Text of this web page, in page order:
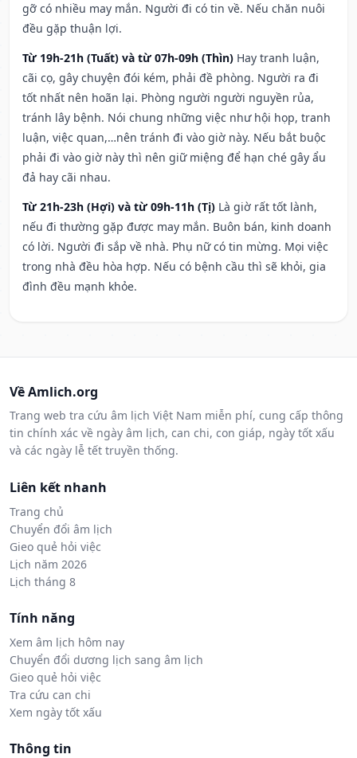
gỡ có nhiều may mắn. Người đi có tin về. Nếu chăn nuôi
đều gặp thuận lợi.
Từ 19h-21h (Tuất) và từ 07h-09h (Thìn) Hay tranh luận,
cãi cọ, gây chuyện đói kém, phải đề phòng. Người ra đi
tốt nhất nên hoãn lại. Phòng người người nguyền rủa,
tránh lây bệnh. Nói chung những việc như hội họp, tranh
luận, việc quan,…nên tránh đi vào giờ này. Nếu bắt buộc
phải đi vào giờ này thì nên giữ miệng để hạn ché gây ẩu
đả hay cãi nhau.
Từ 21h-23h (Hợi) và từ 09h-11h (Tị) Là giờ rất tốt lành,
nếu đi thường gặp được may mắn. Buôn bán, kinh doanh
có lời. Người đi sắp về nhà. Phụ nữ có tin mừng. Mọi việc
trong nhà đều hòa hợp. Nếu có bệnh cầu thì sẽ khỏi, gia
đình đều mạnh khỏe.
Về Amlich.org
Trang web tra cứu âm lịch Việt Nam miễn phí, cung cấp thông
tin chính xác về ngày âm lịch, can chi, con giáp, ngày tốt xấu
và các ngày lễ tết truyền thống.
Liên kết nhanh
Trang chủ
Chuyển đổi âm lịch
Gieo quẻ hỏi việc
Lịch năm 2026
Lịch tháng 8
Tính năng
Xem âm lịch hôm nay
Chuyển đổi dương lịch sang âm lịch
Gieo quẻ hỏi việc
Tra cứu can chi
Xem ngày tốt xấu
Thông tin